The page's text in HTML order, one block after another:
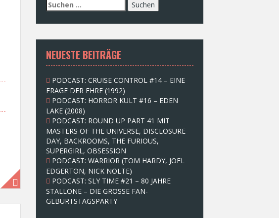
S
u
c
e
n
n
c
h
:
NEUESTE BEITRÄGE
PODCAST: CRUISE CONTROL #14 – EINE
FRAGE DER EHRE (1992)
PODCAST: HORROR KULT #16 – EDEN
LAKE (2008)
PODCAST: ROUND UP PART 41 MIT
MASTERS OF THE UNIVERSE, DISCLOSURE
DAY, BACKROOMS, THE FURIOUS,
SUPERGIRL, OBSESSION
PODCAST: WARRIOR (TOM HARDY, JOEL
EDGERTON, NICK NOLTE)
PODCAST: SLY TIME #21 – 80 JAHRE
STALLONE – DIE GROSSE FAN-
GEBURTSTAGSPARTY